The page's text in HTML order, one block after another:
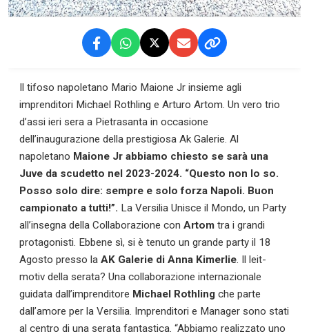
Il tifoso napoletano Mario Maione Jr insieme agli
imprenditori Michael Rothling e Arturo Artom. Un vero trio
d’assi ieri sera a Pietrasanta in occasione
dell’inaugurazione della prestigiosa Ak Galerie. Al
napoletano Maione Jr abbiamo chiesto se sarà una
Juve da scudetto nel 2023-2024. “Questo non lo so.
Posso solo dire: sempre e solo forza Napoli. Buon
campionato a tutti!”. La Versilia Unisce il Mondo, un Party
all’insegna della Collaborazione con Artom tra i grandi
protagonisti. Ebbene sì, si è tenuto un grande party il 18
Agosto presso la AK Galerie di Anna Kimerlie. Il leit-
motiv della serata? Una collaborazione internazionale
guidata dall’imprenditore Michael Rothling che parte
dall’amore per la Versilia. Imprenditori e Manager sono stati
al centro di una serata fantastica. “Abbiamo realizzato uno